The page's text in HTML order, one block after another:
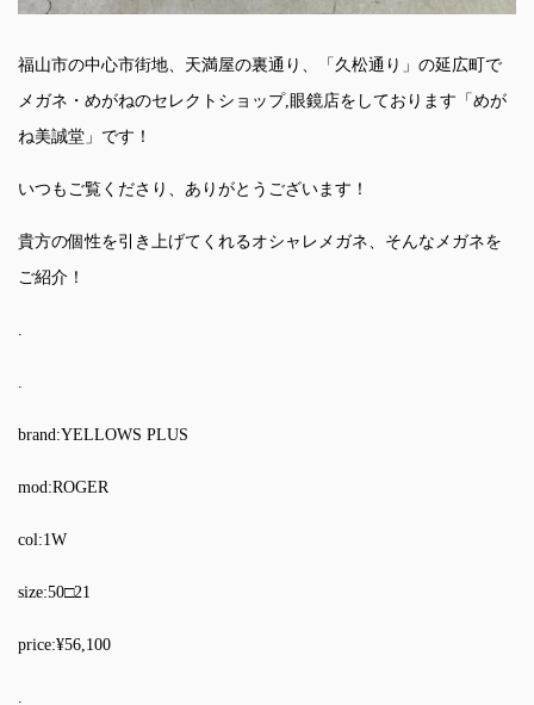
福山市の中心市街地、天満屋の裏通り、「久松通り」の延広町で
メガネ・めがねのセレクトショップ,眼鏡店をしております「めが
ね美誠堂」です！
いつもご覧くださり、ありがとうございます！
貴方の個性を引き上げてくれるオシャレメガネ、そんなメガネを
ご紹介！
.
.
brand:YELLOWS PLUS
mod:ROGER
col:1W
size:50□21
price:¥56,100
.